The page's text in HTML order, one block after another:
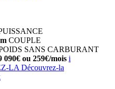
COUPLE
SANS CARBURANT
ou 259€/mois i
LA Découvrez-la